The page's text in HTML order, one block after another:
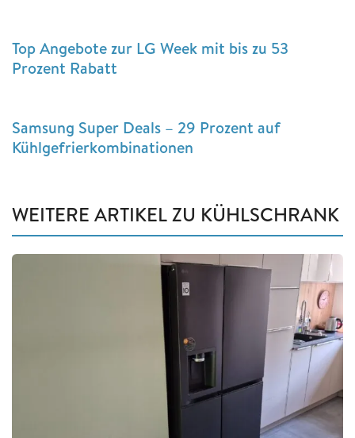
Top Angebote zur LG Week mit bis zu 53
Prozent Rabatt
Samsung Super Deals – 29 Prozent auf
Kühlgefrierkombinationen
WEITERE ARTIKEL ZU KÜHLSCHRANK